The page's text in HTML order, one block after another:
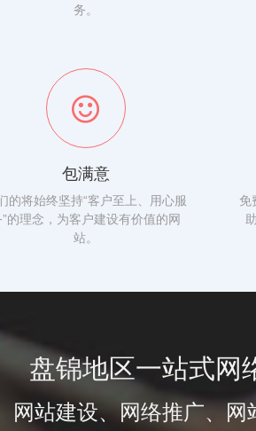
务。
包满意
的将始终坚持“客户至上、用心服
”的理念，为客户建设有价值的网
站。
免
盘锦地区一站式网
网站建设、网络推广、